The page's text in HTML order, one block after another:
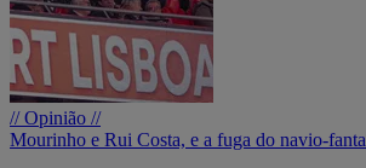
// Opinião //
Mourinho e Rui Costa, e a fuga do navio-